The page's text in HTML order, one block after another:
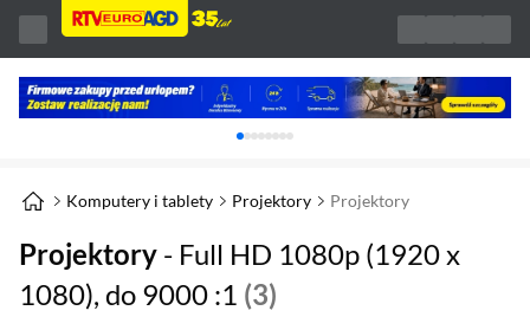
Karuzela z banerami, aktualny element 1 z
Komputery i tablety Projektory Projektory
Projektory - Full HD 1080p (1920 x
1080), do 9000 :1 (3)